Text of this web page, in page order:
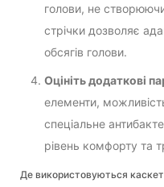
голови, не
стрічки дозволяє
обсягів голови.
Оцініть додаткові
елементи,
спеціальне
рівень комфорту та
Де використовуються